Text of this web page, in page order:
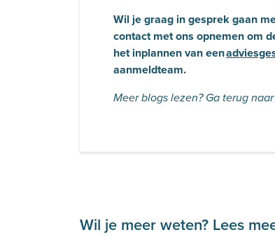
Wil je graag in gesprek gaan
contact met ons opnemen om
het inplannen van een
aanmeldteam.
Meer blogs lezen? Ga terug
Wil je meer weten? Lees